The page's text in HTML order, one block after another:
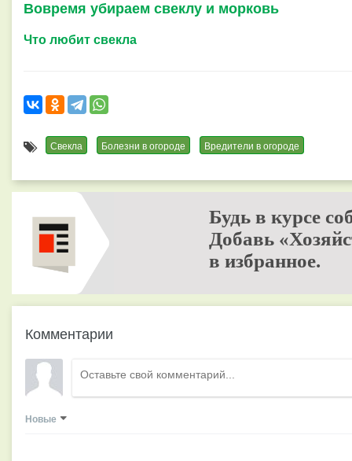
Вовремя убираем свеклу и морковь
Что любит свекла
Свекла Болезни в огороде Вредители в огороде
Будь в курсе
Добавь
в избранное.
Комментарии
Новые